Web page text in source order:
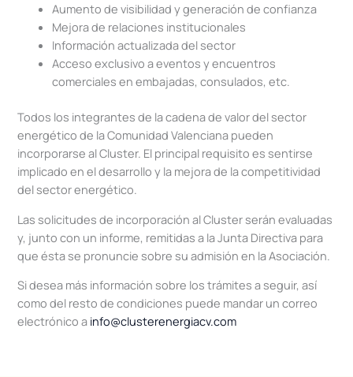
Aumento de visibilidad y generación de confianza
Mejora de relaciones institucionales
Información actualizada del sector
Acceso exclusivo a eventos y encuentros
comerciales en embajadas, consulados, etc.
Todos los integrantes de la cadena de valor del sector
energético de la Comunidad Valenciana pueden
incorporarse al Cluster. El principal requisito es sentirse
implicado en el desarrollo y la mejora de la competitividad
del sector energético.
Las solicitudes de incorporación al Cluster serán evaluadas
y, junto con un informe, remitidas a la Junta Directiva para
que ésta se pronuncie sobre su admisión en la Asociación.
Si desea más información sobre los trámites a seguir, así
como del resto de condiciones puede mandar un correo
electrónico a info@clusterenergiacv.com